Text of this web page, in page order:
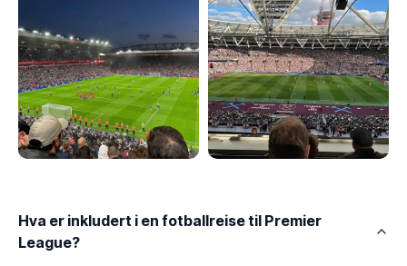
Hva er inkludert i en fotballreise til Premier
League?